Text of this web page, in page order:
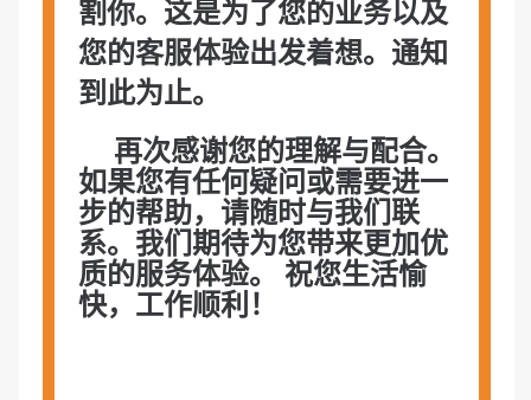
割你。这是为了您的业务以及
您的客服体验出发着想。通知
到此为止。
再次感谢您的理解与配合。
如果您有任何疑问或需要进一
步的帮助，请随时与我们联
系。我们期待为您带来更加优
质的服务体验。 祝您生活愉
快，工作顺利！